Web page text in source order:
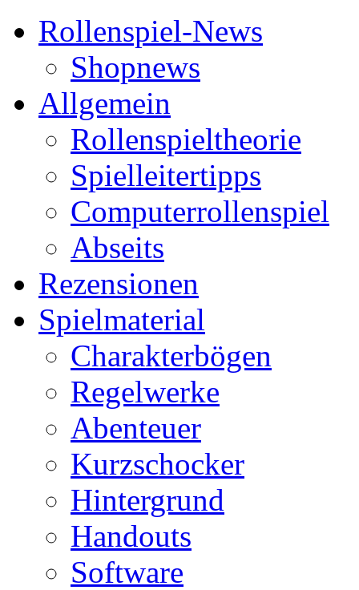
Rollenspiel-News
Shopnews
Allgemein
Rollenspieltheorie
Spielleitertipps
Computerrollenspiel
Abseits
Rezensionen
Spielmaterial
Charakterbögen
Regelwerke
Abenteuer
Kurzschocker
Hintergrund
Handouts
Software